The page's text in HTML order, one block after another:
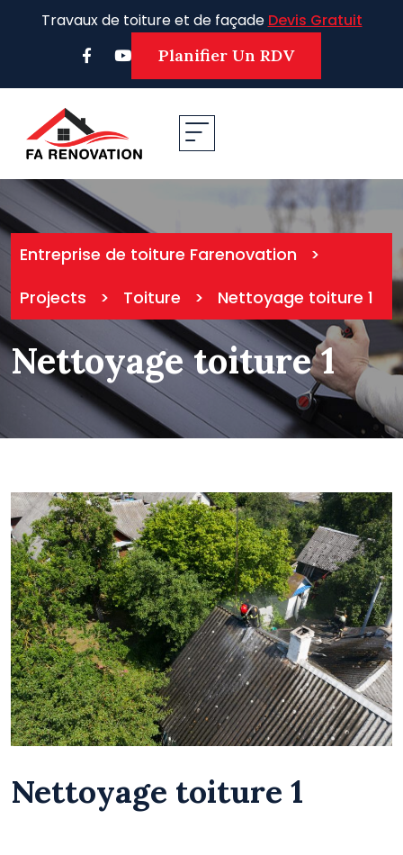
Travaux de toiture et de façade Devis Gratuit
Planifier Un RDV
Entreprise de toiture Farenovation
>
Projects
> Toiture > Nettoyage toiture 1
Nettoyage toiture 1
Nettoyage toiture 1